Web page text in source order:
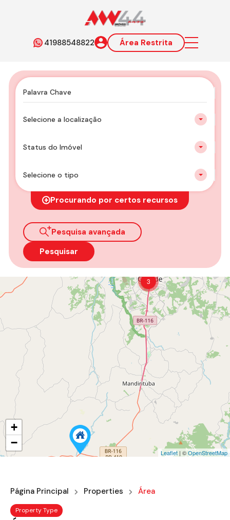
41988548822 Área Restrita
Selecione a localização
Status do Imóvel
Selecione o tipo
Procurando por certos recursos
Pesquisa avançada
Pesquisar
3
+
−
Leaflet | ©OpenStreetMap
Página Principal Properties Área
Property Type